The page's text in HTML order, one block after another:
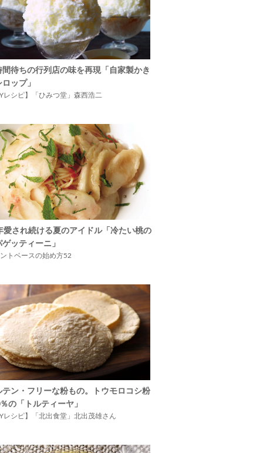
間待ちの行列店の味を再現「自家製かき
ップ」
レシピ】「ひみつ堂」森西浩二
愛され続ける夏のアイドル「冷たい桃の
ッティーニ」
トベースの始め方52
テン・フリーな粉もの。トウモロコシ粉
の「トルティーヤ」
レシピ】「北出食堂」北出茂雄さん